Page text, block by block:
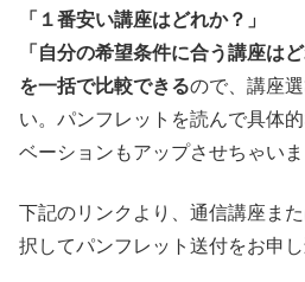
「１番安い講座はどれか？」
「自分の希望条件に合う講座はど
を一括で比較できるので、講座
い。パンフレットを読んで具体
ベーションもアップさせちゃいま
下記のリンクより、通信講座ま
択してパンフレット送付をお申し